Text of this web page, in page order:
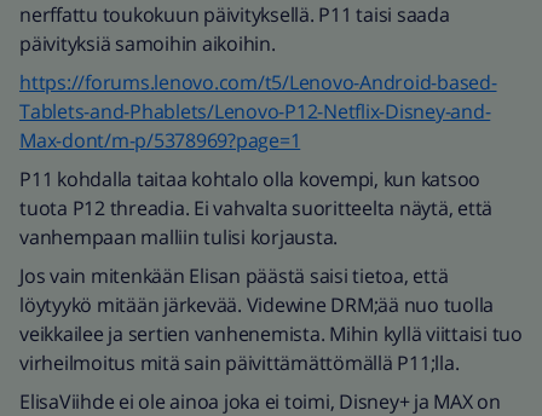
nerffattu toukokuun päivityksellä. P11 taisi saada
päivityksiä samoihin aikoihin.
https://forums.lenovo.com/t5/Lenovo-Android-based-
Tablets-and-Phablets/Lenovo-P12-Netflix-Disney-and-
Max-dont/m-p/5378969?page=1
P11 kohdalla taitaa kohtalo olla kovempi, kun katsoo
tuota P12 threadia. Ei vahvalta suoritteelta näytä, että
vanhempaan malliin tulisi korjausta.
Jos vain mitenkään Elisan päästä saisi tietoa, että
löytyykö mitään järkevää. Videwine DRM;ää nuo tuolla
veikkailee ja sertien vanhenemista. Mihin kyllä viittaisi tuo
virheilmoitus mitä sain päivittämättömällä P11;lla.
ElisaViihde ei ole ainoa joka ei toimi, Disney+ ja MAX on